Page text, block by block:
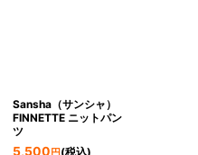
Sansha（サンシャ）
FINNETTE ニットパン
ツ
5,500 円 (税込)